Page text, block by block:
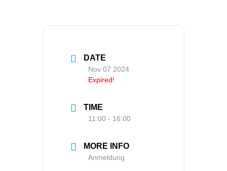
DATE
Nov 07 2024
Expired!
TIME
11:00 - 16:00
MORE INFO
Anmeldung